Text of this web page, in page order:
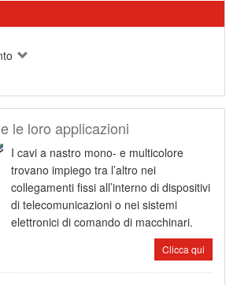
le loro applicazioni
I cavi a nastro mono- e multicolore
trovano impiego tra l’altro nei
collegamenti fissi all’interno di dispositivi
di telecomunicazioni o nei sistemi
elettronici di comando di macchinari.
Clicca qui